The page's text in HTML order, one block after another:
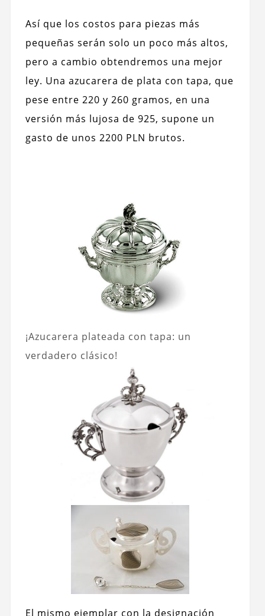
Así que los costos para piezas más
pequeñas serán solo un poco más altos,
pero a cambio obtendremos una mejor
ley. Una azucarera de plata con tapa, que
pese entre 220 y 260 gramos, en una
versión más lujosa de 925, supone un
gasto de unos 2200 PLN brutos.
¡Azucarera plateada con tapa: un
verdadero clásico!
El mismo ejemplar con la designación